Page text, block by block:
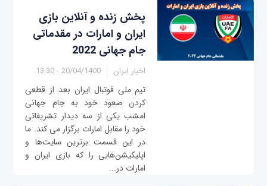
پخش زنده و آنلاین بازی
ایران و امارات در مقدماتی
جام جهانی 2022
اخبار ایران 20/04/1400 - 13:30
تیم ملی فوتبال ایران بعد از قطعی
کردن صعود خود به جام جهانی
امشب یکی از سه دیدار تشریفاتی
خود را مقابل امارات برگزار می کند. ما
در این قسمت برترین سایت‌ها و
اپلیکیشن‌هایی را که بازی ایران و
امارات در...